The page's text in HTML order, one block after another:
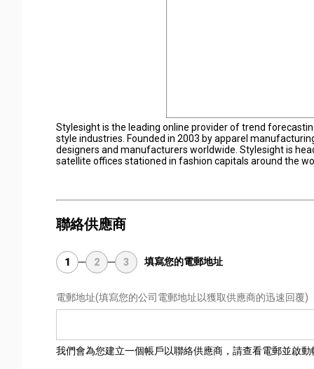
Stylesight is the leading online provider of trend
style industries. Founded in 2003 by apparel
designers and manufacturers worldwide. Stylesight is
satellite offices stationed in fashion capitals around the
聯絡供應商
1 2 3 填寫您的電郵地址
電郵地址(填寫您的公司電郵地址以獲取供應商的迅速回覆)
我們會為您建立一個帳戶以聯絡供應商，請查看電郵並啟動